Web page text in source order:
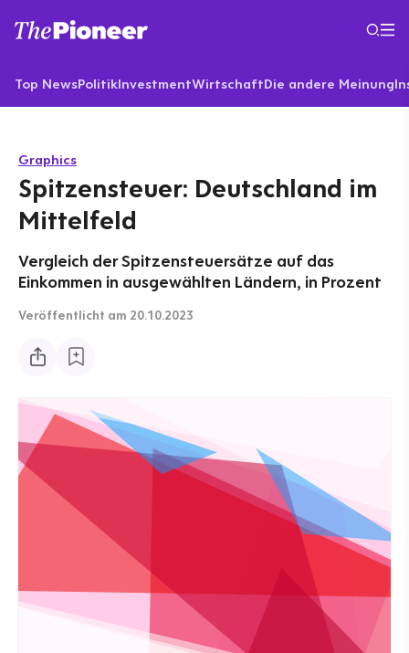
Top NewsPolitikInvestmentWirtschaftDie andere Meinung
Graphics
Spitzensteuer: Deutschland im
Mittelfeld
Vergleich der Spitzensteuersätze auf das
Einkommen in ausgewählten Ländern, in Prozent
Veröffentlicht am 20.10.2023